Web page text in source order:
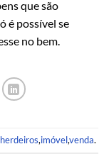
que são
é possível se
no bem.
herdeiros,imóvel,venda.